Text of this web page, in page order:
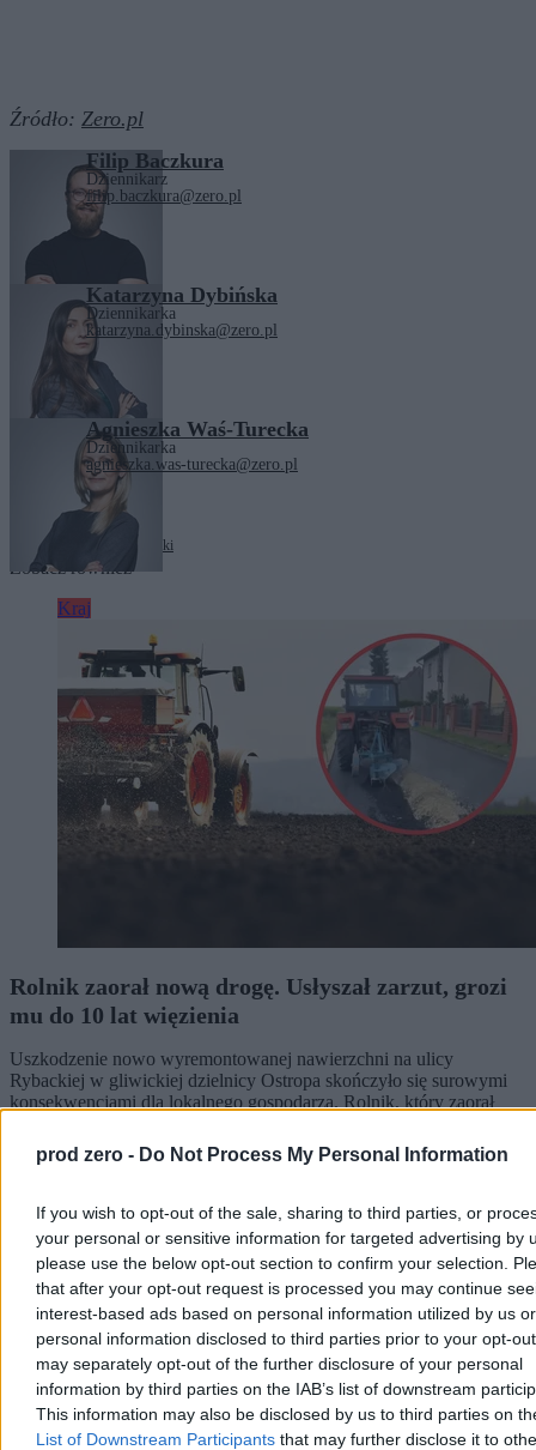
prod zero - Do Not Process My Personal Information
If you wish to opt-out of the sale, sharing to third parties, or
your personal or sensitive information for targeted advertising by
please use the below opt-out section to confirm your selection.
that after your opt-out request is processed you may continue
interest-based ads based on personal information utilized by us or
personal information disclosed to third parties prior to your opt-
may separately opt-out of the further disclosure of your personal
information by third parties on the IAB’s list of downstream
This information may also be disclosed by us to third parties on
List of Downstream Participants that may further disclose it to
Źródło: Zero.pl
Filip Baczkura
Dziennikarz
filip.baczkura@zero.pl
Katarzyna Dybińska
Dziennikarka
katarzyna.dybinska@zero.pl
Agnieszka Waś-Turecka
Dziennikarka
agnieszka.was-turecka@zero.pl
Tagi: Wiesław Szczepański
Zobacz również
Kraj
Rolnik zaorał nową drogę. Usłyszał zarzut, grozi
mu do 10 lat więzienia
Uszkodzenie nowo wyremontowanej nawierzchni na ulicy
Rybackiej w gliwickiej dzielnicy Ostropa skończyło się surowymi
konsekwencjami dla lokalnego gospodarza. Rolnik, który zaorał
wartości. Prokuratura wystąpiła o jego tymczasowe aresztowanie.
Agnieszka Waś-Turecka
Dzisiaj 12:14
3 min
Kraj